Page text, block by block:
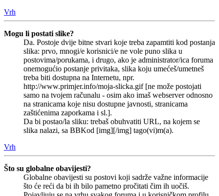
Vrh
Mogu li postati slike?
Da. Postoje dvije bitne stvari koje treba zapamtiti kod postanja
slika: prvo, mnogi/e korisnici/e ne vole puno slika u
postovima/porukama, i drugo, ako je administrator/ica foruma
onemogućio postanje privitaka, slika koju umećeš/umetneš
treba biti dostupna na Internetu, npr.
http://www.primjer.info/moja-slicka.gif [ne može postojati
samo na tvojem računalu - osim ako imaš webserver odnosno
na stranicama koje nisu dostupne javnosti, stranicama
zaštićenima zaporkama i sl.].
Da bi postao/la sliku: trebaš obuhvatiti URL, na kojem se
slika nalazi, sa BBKod [img][/img] tago(vi)m(a).
Vrh
Što su globalne obavijesti?
Globalne obavijesti su postovi koji sadrže važne informacije
što će reći da bi ih bilo pametno pročitati čim ih uočiš.